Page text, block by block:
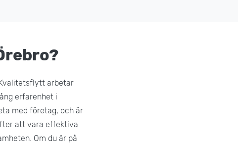
arbetar
erfarenhet i
med företag, och är
att vara effektiva
Om du är på